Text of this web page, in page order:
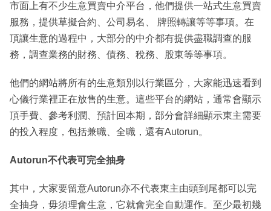
市面上有不少生意買賣中介平台，他們提供一站式生意買賣
服務，提供草擬合約、公司易名、 牌照轉讓等等事項。在
頂讓生意的過程中，大部分的中介都有提供盡職調查的服
務，調查業務的財務、債務、稅務、股東等等事項。
他們的網站將所有的生意類別以行業區分，大家能迅速看到
心儀行業裡正在放售的生意。這些平台的網站，通常會顯示
頂手費、參考利潤、預計回本期，部分會詳細顯示東主需要
的投入程度，包括兼職、全職，還有Autorun。
Autorun不代表可完全抽身
其中，大家要留意Autorun亦不代表東主由頭到尾都可以完
全抽身，毋須理會生意，它就會完全自動運作。至少最初幾